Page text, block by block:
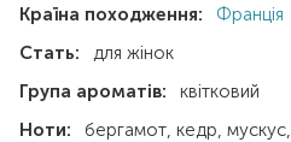
Країна походження:
Франція
Стать:
для жінок
Група ароматів:
квітковий
Ноти:
бергамот кедр мускус